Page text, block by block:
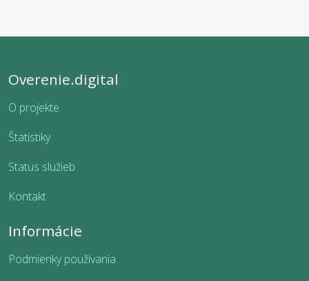
Overenie.digital
O projekte
Štatistiky
Status služieb
Kontakt
Informácie
Podmienky používania